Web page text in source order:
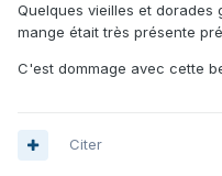
Quelques vieilles et dorades
mange était très présente
C'est dommage avec cette
Citer